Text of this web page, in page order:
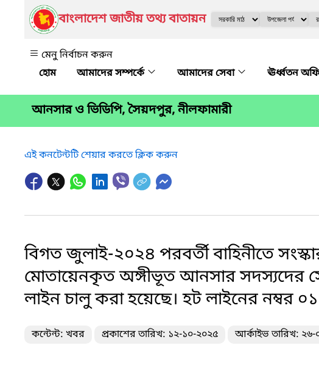
বাংলাদেশ জাতীয় তথ্য বাতায়ন
মেনু নির্বাচন করুন
আমাদের সম্পর্কে
আমাদের সেবা ঊর্ধ্বতন
আনসার ও ভিডিপি, সৈয়দপুর, নীলফামারী
এই কনটেন্টটি শেয়ার করতে ক্লিক করুন
বিগত জুলাই-২০২৪ পরবর্তী বাহিনীতে
মোতায়েনকৃত অঙ্গীভূত আনসার সদস্যদের
লাইন চালু করা হয়েছে। হট লাইনের নম্বর
কন্টেন্ট: খবর প্রকাশের তারিখ: ১২-১০-২০২৫ আর্কাইভ তারিখ: ২৬-